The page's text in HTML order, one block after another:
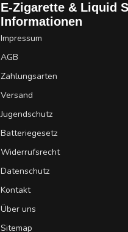
E-Zigarette & Liquid
Informationen
Impressum
AGB
Zahlungsarten
Versand
Jugendschutz
Batteriegesetz
Widerrufsrecht
Datenschutz
Kontakt
Über uns
Sitemap